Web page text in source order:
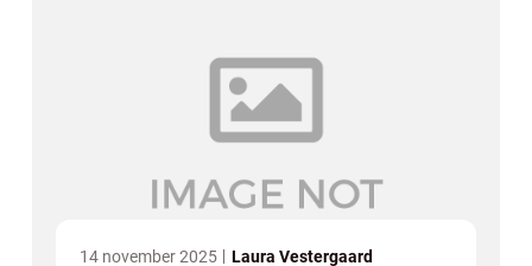
14 november 2025 Laura Vestergaard